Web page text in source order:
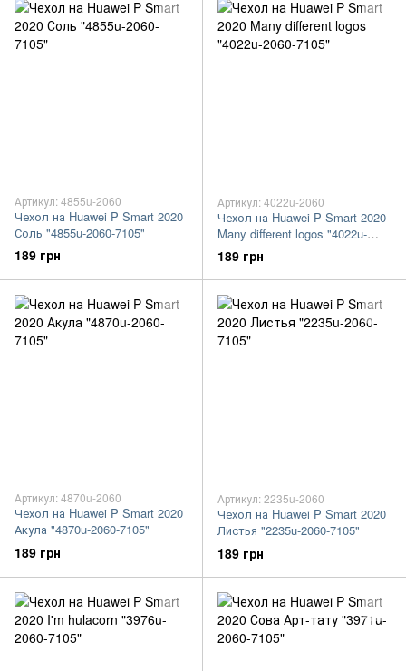
Артикул: 4855u-2060
Чехол на Huawei P Smart 2020
Соль "4855u-2060-7105"
189 грн
Артикул: 4022u-2060
Чехол на Huawei P Smart 2020
Many different logos "4022u-
2060-7105"
189 грн
Артикул: 4870u-2060
Чехол на Huawei P Smart 2020
Акула "4870u-2060-7105"
189 грн
Артикул: 2235u-2060
Чехол на Huawei P Smart 2020
Листья "2235u-2060-7105"
189 грн